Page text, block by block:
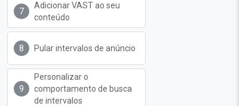
Adicionar VAST ao seu
conteúdo
Pular intervalos de anúncio
Personalizar o
comportamento de busca
de intervalos